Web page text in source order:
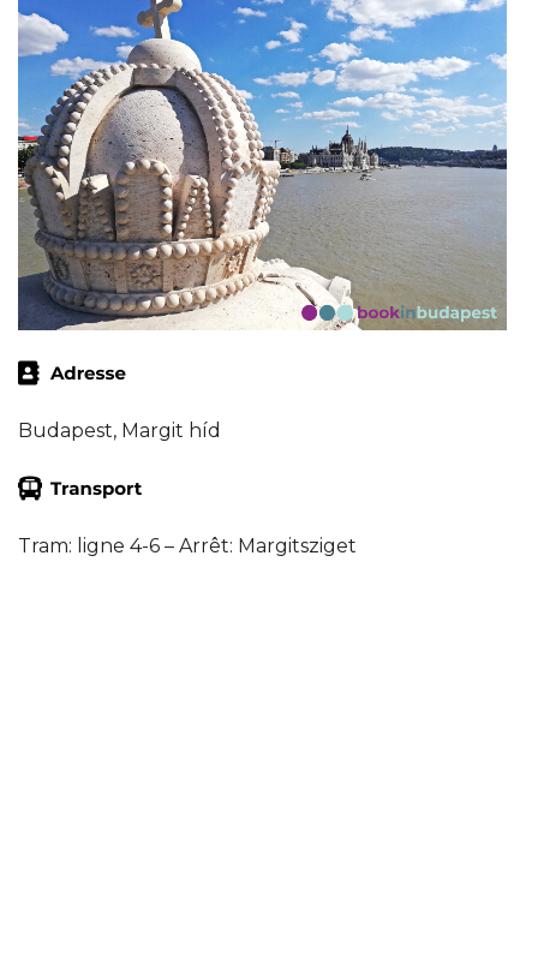
Budapest, Margit híd
Tram: ligne 4-6 – Arrêt: Margitsziget